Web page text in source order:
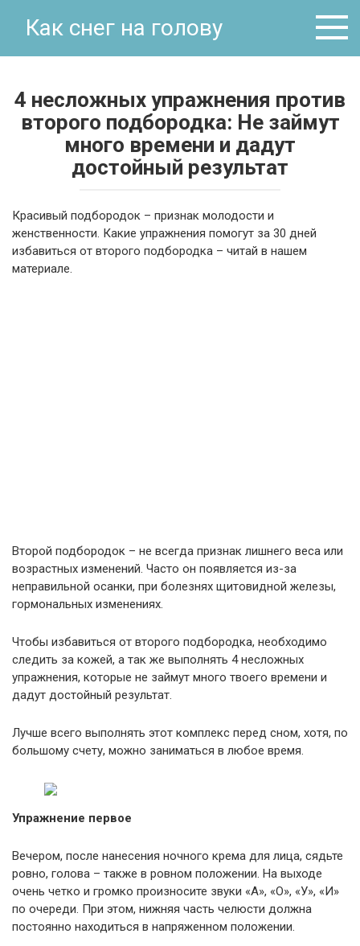
Как снег на голову
4 несложных упражнения против
второго подбородка: Не займут
много времени и дадут
достойный результат
Красивый подбородок – признак молодости и
женственности. Какие упражнения помогут за 30 дней
избавиться от второго подбородка – читай в нашем
материале.
Второй подбородок – не всегда признак лишнего веса или
возрастных изменений. Часто он появляется из-за
неправильной осанки, при болезнях щитовидной железы,
гормональных изменениях.
Чтобы избавиться от второго подбородка, необходимо
следить за кожей, а так же выполнять 4 несложных
упражнения, которые не займут много твоего времени и
дадут достойный результат.
Лучше всего выполнять этот комплекс перед сном, хотя, по
большому счету, можно заниматься в любое время.
Упражнение первое
Вечером, после нанесения ночного крема для лица, сядьте
ровно, голова – также в ровном положении. На выходе
очень четко и громко произносите звуки «А», «О», «У», «И»
по очереди. При этом, нижняя часть челюсти должна
постоянно находиться в напряженном положении.